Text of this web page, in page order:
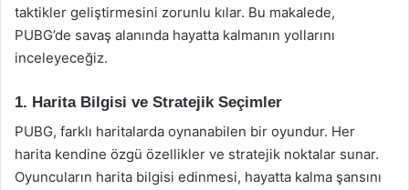
taktikler geliştirmesini zorunlu kılar. Bu makalede,
PUBG’de savaş alanında hayatta kalmanın yollarını
inceleyeceğiz.
1. Harita Bilgisi ve Stratejik Seçimler
PUBG, farklı haritalarda oynanabilen bir oyundur. Her
harita kendine özgü özellikler ve stratejik noktalar sunar.
Oyuncuların harita bilgisi edinmesi, hayatta kalma şansını